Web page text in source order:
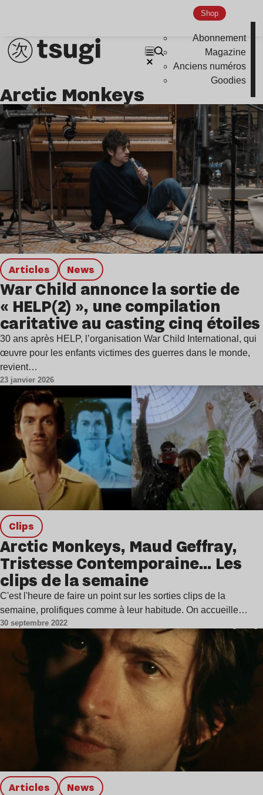
Shop
Abonnement
Magazine
Anciens numéros
Goodies
Arctic Monkeys
Articles news
War Child annonce la sortie de
« HELP(2) », une compilation
caritative au casting cinq étoiles
30 ans après HELP, l’organisation War Child International, qui
œuvre pour les enfants victimes des guerres dans le monde,
revient…
23 janvier 2026
clips
Arctic Monkeys, Maud Geffray,
Tristesse Contemporaine… Les
clips de la semaine
C'est l'heure de faire un point sur les sorties clips de la
semaine, prolifiques comme à leur habitude. On accueille…
30 septembre 2022
Articles news